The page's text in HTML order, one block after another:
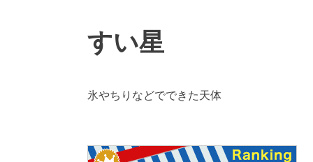
すい星
氷やちりなどでできた天体